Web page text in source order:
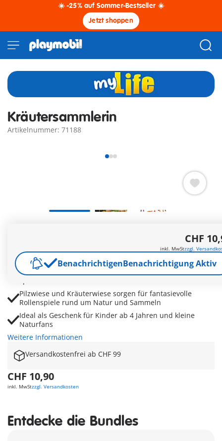
☀️ -25% auf Sommer-Bestseller ☀️
Jetzt shoppen
Kräutersammlerin
Artikelnummer: 71188
Mit Igeln, Eichhörnchen und Reh für lebendige Szenen
zwischen Wald und Wiese
Sichel, Pflanzenschere und Kräuterbuch fördern
Pilzwiese und Kräuterwiese sorgen für fantasievolle
Rollenspiele rund um Natur und Sammeln
Ideal als Geschenk für Kinder ab 4 Jahren und kleine
Naturfans
Weitere Informationen
Versandkostenfrei ab CHF 99
CHF 10,90
inkl. MwStzzgl. Versandkosten
CHF
inkl. MwStzzgl.
BenachrichtigenBenachrichtigung Aktiv
Entdecke die Bundles